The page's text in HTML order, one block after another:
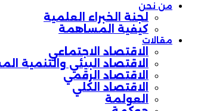
من نحن
لجنة الخبراء العلمية
كيفية المساهمة
مقالات
الاقتصاد الاجتماعي
الاقتصاد البيئي والتنمية
الاقتصاد الرقمي
الاقتصاد الكلي
العولمة